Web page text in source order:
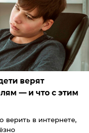
верят
— и что с этим
верить в интернете,